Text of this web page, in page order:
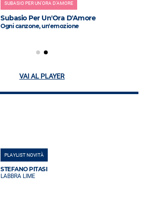
SUBASIO PER UN'ORA D'AMORE
Subasio Per Un'Ora D'Amore
Ogni canzone, un'emozione
VAI AL PLAYER
PLAYLIST NOVITÀ
STEFANO PITASI
LABBRA LIME